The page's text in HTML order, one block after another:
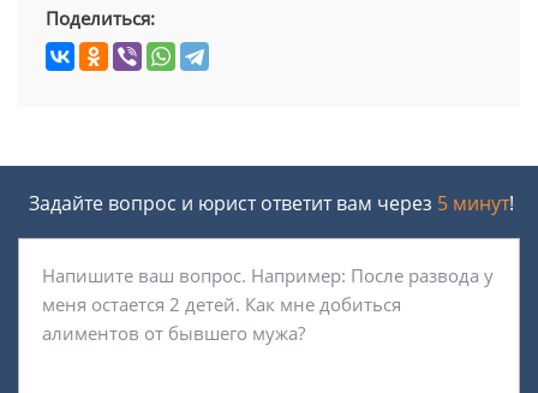
Поделиться:
Задайте вопрос и юрист ответит вам через 5 минут!